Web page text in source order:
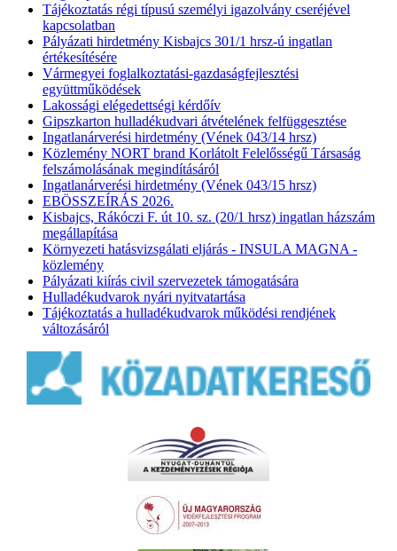
Tájékoztatás régi típusú személyi igazolvány cseréjével
kapcsolatban
Pályázati hirdetmény Kisbajcs 301/1 hrsz-ú ingatlan
értékesítésére
Vármegyei foglalkoztatási-gazdaságfejlesztési
együttműködések
Lakossági elégedettségi kérdőív
Gipszkarton hulladékudvari átvételének felfüggesztése
Ingatlanárverési hirdetmény (Vének 043/14 hrsz)
Közlemény NORT brand Korlátolt Felelősségű Társaság
felszámolásának megindításáról
Ingatlanárverési hirdetmény (Vének 043/15 hrsz)
EBÖSSZEÍRÁS 2026.
Kisbajcs, Rákóczi F. út 10. sz. (20/1 hrsz) ingatlan házszám
megállapítása
Környezeti hatásvizsgálati eljárás - INSULA MAGNA -
közlemény
Pályázati kiírás civil szervezetek támogatására
Hulladékudvarok nyári nyitvatartása
Tájékoztatás a hulladékudvarok működési rendjének
változásáról